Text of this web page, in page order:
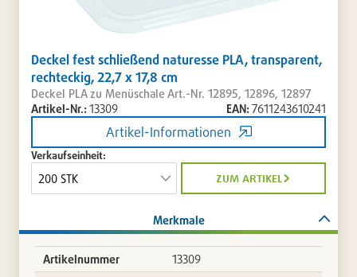
Deckel fest schließend naturesse PLA, transparent,
rechteckig, 22,7 x 17,8 cm
Deckel PLA zu Menüschale Art.-Nr. 12895, 12896, 12897
Artikel-Nr.:13309 EAN:7611243610241
Artikel-Informationen
Verkaufseinheit:
zum artikel
Merkmale
Artikelnummer
13309